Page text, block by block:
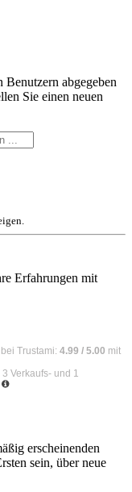
abgegeben
Sie einen neuen
Erfahrungen mit
bei Trustami: 4.99 / 5.00 mit
Verkaufs- und 1
erscheinenden
sein, über neue